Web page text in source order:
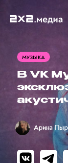
МУЗЫКА
В VK
Арина